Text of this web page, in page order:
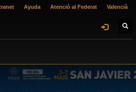
Ayuda Atenció al Federat Valencià